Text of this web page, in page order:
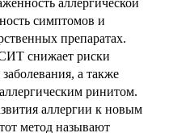
симптомов и
препаратах.
снижает риски
а также
ринитом.
аллергии к новым
метод называют